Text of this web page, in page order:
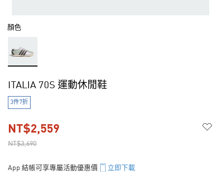
顏色
ITALIA 70S 運動休閒鞋
3件7折
NT$3,690
NT$2,559
App 結帳可享專屬活動優惠價 立即下載